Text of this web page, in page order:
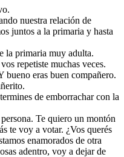
nuestra relación de
juntos a la primaria y hasta
la primaria muy adulta.
repetiste muchas veces.
bueno eras buen compañero.
de emborrachar con la
Te quiero un montón
te voy a votar. ¿Vos querés
enamorados de otra
adentro, voy a dejar de